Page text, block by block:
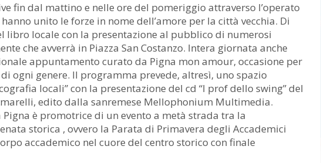
fin dal mattino e nelle ore del pomeriggio attraverso l’operato
unito le forze in nome dell’amore per la città vecchia. Di
libro locale con la presentazione al pubblico di numerosi
che avverrà in Piazza San Costanzo. Intera giornata anche
appuntamento curato da Pigna mon amour, occasione per
ogni genere. Il programma prevede, altresì, uno spazio
locali” con la presentazione del cd “I prof dello swing” del
edito dalla sanremese Mellophonium Multimedia.
Pigna è promotrice di un evento a metà strada tra la
storica , ovvero la Parata di Primavera degli Accademici
accademico nel cuore del centro storico con finale